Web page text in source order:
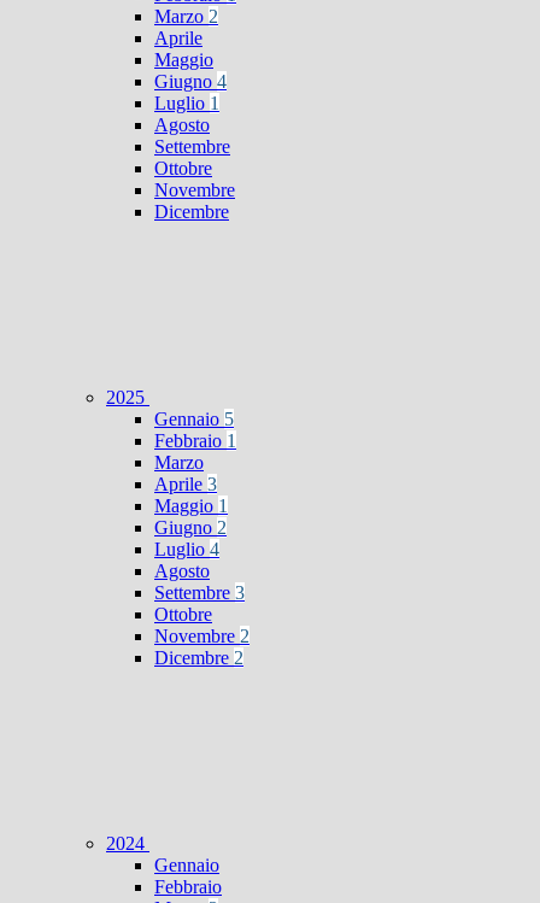
Marzo 2
Aprile
Maggio
Giugno 4
Luglio 1
Agosto
Settembre
Ottobre
Novembre
Dicembre
2025
Gennaio 5
Febbraio 1
Marzo
Aprile 3
Maggio 1
Giugno 2
Luglio 4
Agosto
Settembre 3
Ottobre
Novembre 2
Dicembre 2
2024
Gennaio
Febbraio